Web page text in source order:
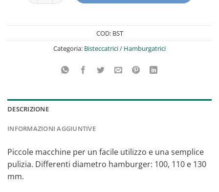
COD: BST
Categoria: Bisteccatrici / Hamburgatrici
DESCRIZIONE
INFORMAZIONI AGGIUNTIVE
Piccole macchine per un facile utilizzo e una semplice
pulizia. Differenti diametro hamburger: 100, 110 e 130
mm.